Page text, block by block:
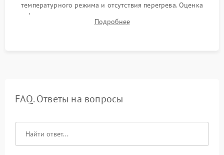
температурного режима и отсутствия перегрева. Оценка
фокуса, контрастности и цветопередачи на тестовых
таблицах. Проверка работы всех видеовходов и кнопок
Подробнее
FAQ. Ответы на вопросы